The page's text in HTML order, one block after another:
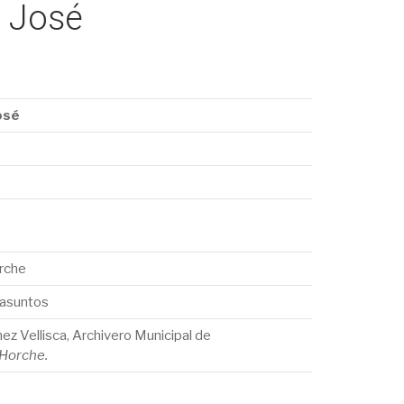
José
Vellisca, Archivero Municipal de